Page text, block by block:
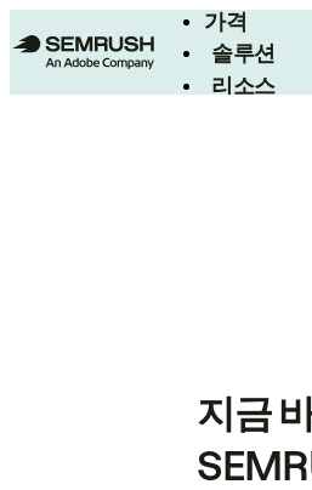
가격
솔루션
리소스
지금